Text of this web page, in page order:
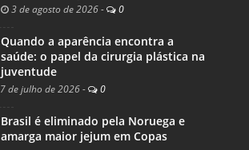
3 de agosto de 2026 - 0
Quando a aparência encontra a
saúde: o papel da cirurgia plástica na
juventude
7 de julho de 2026 - 0
Brasil é eliminado pela Noruega e
amarga maior jejum em Copas